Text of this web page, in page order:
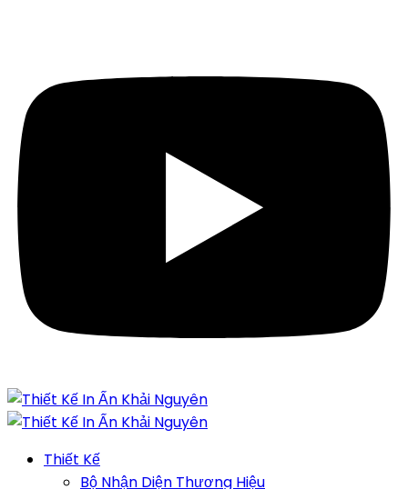
Thiết Kế
Bộ Nhận Diện Thương Hiệu